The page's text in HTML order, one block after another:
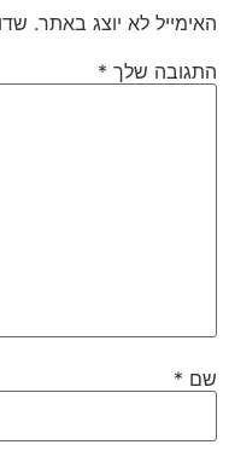
האימייל לא יוצג באתר.
התגובה שלך *
שם *